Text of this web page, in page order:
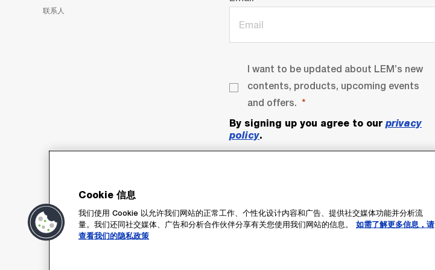
联系人
I want to be updated about LEM’s new
contents, products, upcoming events
and offers.
By signing up you agree to our privacy
policy.
Cookie 信息
我们使用 Cookie 以允许我们网站的正常工作、个性化设计内容和广告、提供社交媒体功能并分析流
量。我们还同社交媒体、广告和分析合作伙伴分享有关您使用我们网站的信息。
如需了解更多信息，请
查看我们的隐私政策